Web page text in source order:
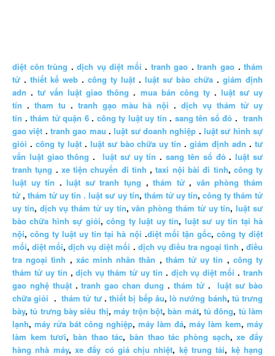
diệt côn trùng .dịch vụ diệt mối . tranh gao .tranh gao .thám
tử . thiết kế web . công ty luật . luật sư bào chữa . giám định
adn .tư vấn luật giao thông . mua bán công ty. luật sư uy
tín . tham tu . tranh gạo màu hà nội .dịch vụ thám tử uy
tín .thám tử quận 6. công ty luật uy tín . sang tên sổ đỏ .tranh
gao việt .tranh gao mau .luật sư doanh nghiệp .luật sư hình sự
giỏi . công ty luật. luật sư bào chữa uy tín .giám định adn .tư
vấn luật giao thông . luật sư uy tín .sang tên sổ đỏ.luật sư
tranh tụng . xe tiện chuyến đi tỉnh ,taxi nội bài đi tỉnh, công ty
luật uy tín .luật sư tranh tụng ,thám tử, văn phòng thám
tử ,thám tử uy tín . luật sư uy tín, thám tử uy tín, công ty thám tử
uy tín, dịch vụ thám tử uy tín,văn phòng thám tử uy tín,luật sư
bào chữa hình sự giỏi,công ty luật uy tín, luật sư uy tín tại hà
nội,công ty luật uy tín tại hà nội .diệt mối tận gốc, công ty diệt
mối,diệt mối,dịch vụ diệt mối . dịch vụ điều tra ngoại tình ,điều
tra ngoại tình , xác minh nhân thân , thám tử uy tín , công ty
thám tử uy tín ,dịch vụ thám tử uy tín . dịch vụ diệt mối .tranh
gao nghệ thuật.tranh gao chan dung . thám tử.luật sư bào
chữa giỏi .thám tử tư.thiết bị bếp âu,lò nướng bánh, tủ trưng
bày,tủ trưng bày siêu thị,máy trộn bột,bàn mát, tủ đông, tủ làm
lạnh, máy rửa bát công nghiệp, máy làm đá, máy làm kem, máy
làm kem tươi,bàn thao tác,bàn thao tác phòng sạch,xe đẩy
hàng nhà máy, xe đẩy có giá chịu nhiệt, kệ trung tải, kệ hạng